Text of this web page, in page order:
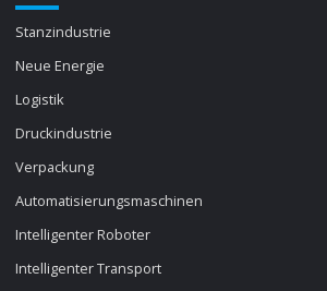
Stanzindustrie
Neue Energie
Logistik
Druckindustrie
Verpackung
Automatisierungsmaschinen
Intelligenter Roboter
Intelligenter Transport